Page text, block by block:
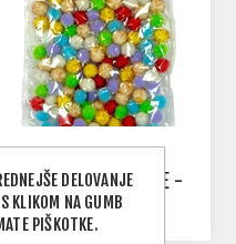
DEKORATIVNE KUGLICE -
PUNJENJE ZA
DEKORIRANJE
DELOVANJE
KLIKOM NA GUMB
PIŠKOTKE.